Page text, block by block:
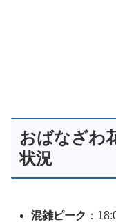
おばなざわ
状況
混雑ピーク ：